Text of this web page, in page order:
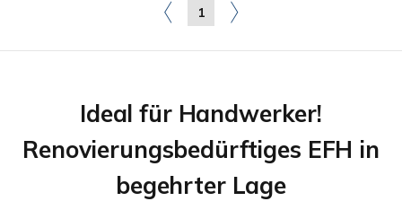
1
Ideal für Handwerker!
Renovierungsbedürftiges EFH in
begehrter Lage